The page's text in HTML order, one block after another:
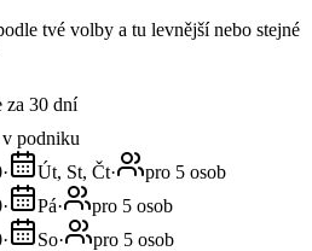
tvé volby a tu levnější nebo stejné
za 30 dní
podniku
· Út, St, Čt·
pro 5 osob
· Pá·
pro 5 osob
· So·
pro 5 osob